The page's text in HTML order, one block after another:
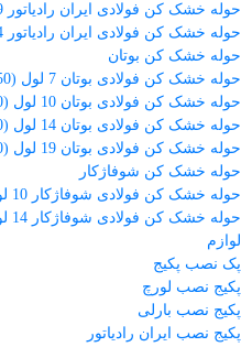
حوله خشک کن فولادی ایران رادیاتور 29 لول (50×150) سفید
حوله خشک کن فولادی ایران رادیاتور 34 لول (50×180) سفید
حوله خشک کن بوتان
حوله خشک کن فولادی بوتان 7 لول (50×60) سفید
حوله خشک کن فولادی بوتان 10 لول (50×60) سفید
حوله خشک کن فولادی بوتان 14 لول (50×60) سفید
حوله خشک کن فولادی بوتان 19 لول (50×80) سفید
حوله خشک کن شوفاژکار
حوله خشک کن فولادی شوفاژکار 10 لول (50 × 60) سفید
حوله خشک کن فولادی شوفاژکار 14 لول (50×80) سفید
لوازم
پک نصب پکیج
پکیج نصب لورچ
پکیج نصب بارلی
پکیج نصب ایران رادیاتور